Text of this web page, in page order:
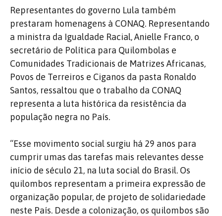
Representantes do governo Lula também
prestaram homenagens à CONAQ. Representando
a ministra da Igualdade Racial, Anielle Franco, o
secretário de Política para Quilombolas e
Comunidades Tradicionais de Matrizes Africanas,
Povos de Terreiros e Ciganos da pasta Ronaldo
Santos, ressaltou que o trabalho da CONAQ
representa a luta histórica da resistência da
população negra no País.
“Esse movimento social surgiu há 29 anos para
cumprir umas das tarefas mais relevantes desse
início de século 21, na luta social do Brasil. Os
quilombos representam a primeira expressão de
organização popular, de projeto de solidariedade
neste País. Desde a colonização, os quilombos são